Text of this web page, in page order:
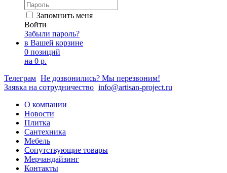
Запомнить меня
Войти
Забыли пароль?
в Вашей корзине
0 позиций
на 0 р.
Телеграм Не дозвонились? Мы перезвоним!
Заявка на сотрудничество info@artisan-project.ru
О компании
Новости
Плитка
Сантехника
Мебель
Сопутствующие товары
Мерчандайзинг
Контакты